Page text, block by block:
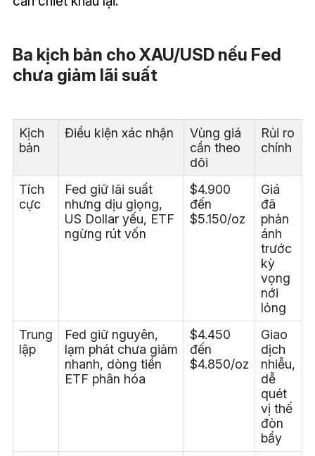
Ba kịch bản cho XAU/USD nếu Fed
chưa giảm lãi suất
Kịch
bản
Điều kiện xác nhận
Vùng giá
cần theo
dõi
Rủi ro
chính
Tích
cực
Fed giữ lãi suất
nhưng dịu giọng,
US Dollar yếu, ETF
ngừng rút vốn
$4.900
đến
$5.150/oz
Giá
đã
phản
ánh
trước
kỳ
vọng
nới
lỏng
Trung
lập
Fed giữ nguyên,
lạm phát chưa giảm
nhanh, dòng tiền
ETF phân hóa
$4.450
đến
$4.850/oz
Giao
dịch
nhiễu,
dễ
quét
vị thế
đòn
bẩy